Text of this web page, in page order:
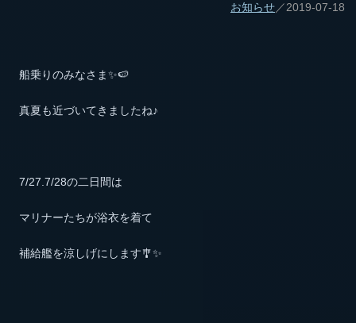
お知らせ／2019-07-18
船乗りのみなさま✨🍉
真夏も近づいてきましたね♪
7/27.7/28の二日間は
マリナーたちが浴衣を着て
補給艦を涼しげにします🎐✨